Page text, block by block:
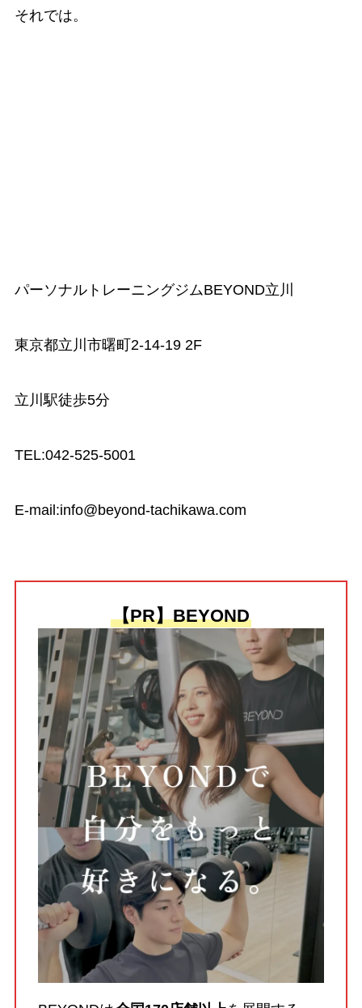
それでは。
パーソナルトレーニングジムBEYOND立川
東京都立川市曙町2-14-19 2F
立川駅徒歩5分
TEL:042-525-5001
E-mail:info@beyond-tachikawa.com
【PR】BEYOND